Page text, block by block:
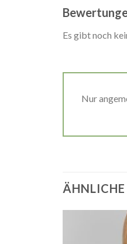
Es gibt noch
Nur